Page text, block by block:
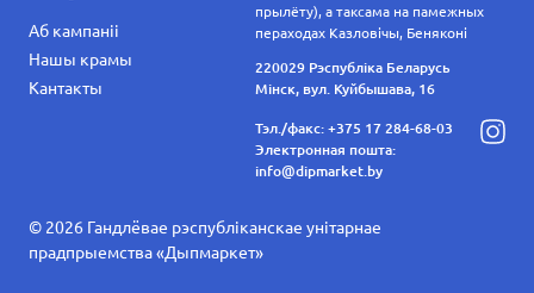
прылёту), а таксама на памежных
пераходах Казловічы, Беняконі
Аб кампаніі
Нашы крамы
Кантакты
220029 Рэспубліка Беларусь
Мінск, вул. Куйбышава, 16
Тэл./факс:+375 17 284-68-03
Электронная пошта:
info@dipmarket.by
© 2026 Гандлёвае рэспубліканскае унітарнае
прадпрыемства «Дыпмаркет»